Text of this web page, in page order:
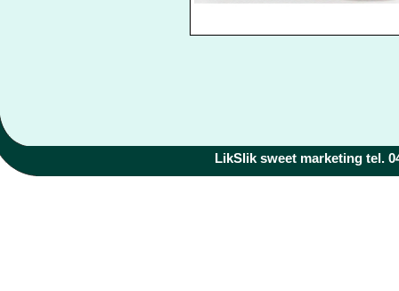
LikSlik sweet marketing tel.